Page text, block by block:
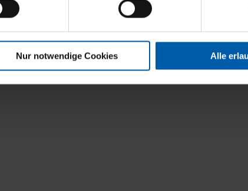
wir in anonymisierter Form an Dritte wie etwa
und Web-Technologien für Ihr personalisiertes
können Sie die Arten der Cookies selbst festlegen,
Nur notwendige Cookies Alle